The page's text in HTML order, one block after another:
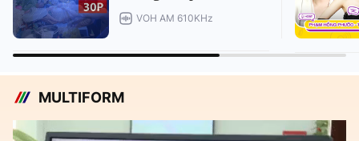
VOH AM 610KHz
MULTIFORM